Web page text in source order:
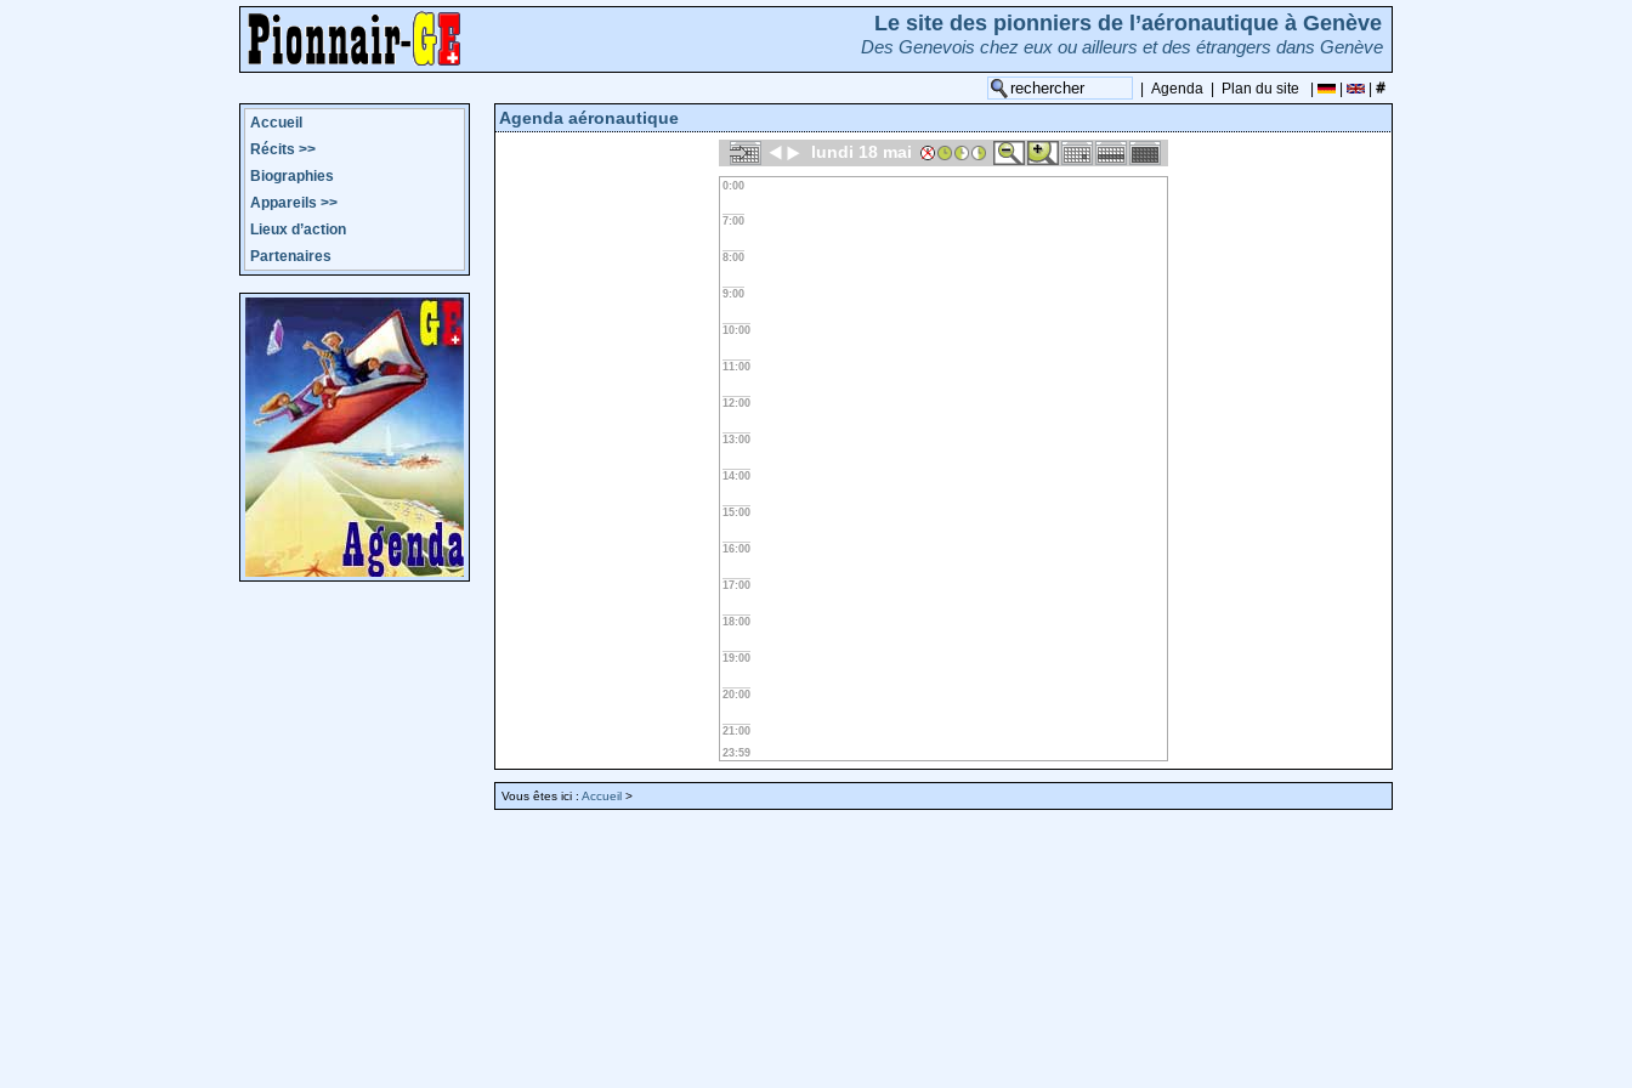
Le site des pionniers de l’aéronautique à Genève
Des Genevois chez eux ou ailleurs et des étrangers dans Genève
Agenda Plan du site
Accueil
Récits >>
Biographies
Appareils >>
Lieux d’action
Partenaires
Agenda aéronautique
lundi 18 mai
0:00
7:00
8:00
9:00
10:00
11:00
12:00
13:00
14:00
15:00
16:00
17:00
18:00
19:00
20:00
21:00
23:59
Vous êtes ici : Accueil >